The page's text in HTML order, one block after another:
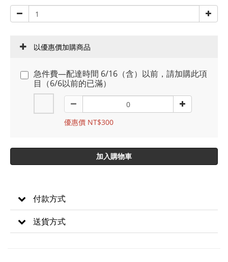
以優惠價加購商品
急件費—配達時間 6/16（含）以前，請加購此項
目（6/6以前的已滿）
優惠價 NT$300
加入購物車
付款方式
送貨方式